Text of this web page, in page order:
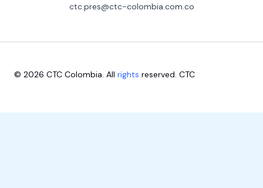
ctc.pres@ctc-colombia.com.co
© 2026 CTC Colombia. All rights reserved. CTC